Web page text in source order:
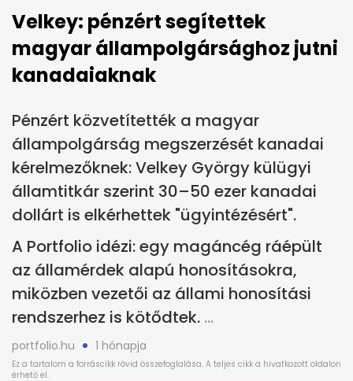
Velkey: pénzért segítettek
magyar állampolgársághoz jutni
kanadaiaknak
Pénzért közvetítették a magyar
állampolgárság megszerzését kanadai
kérelmezőknek: Velkey György külügyi
államtitkár szerint 30–50 ezer kanadai
dollárt is elkérhettek "ügyintézésért".
A Portfolio idézi: egy magáncég ráépült
az államérdek alapú honosításokra,
miközben vezetői az állami honosítási
rendszerhez is kötődtek.
portfolio.hu 1 hónapja